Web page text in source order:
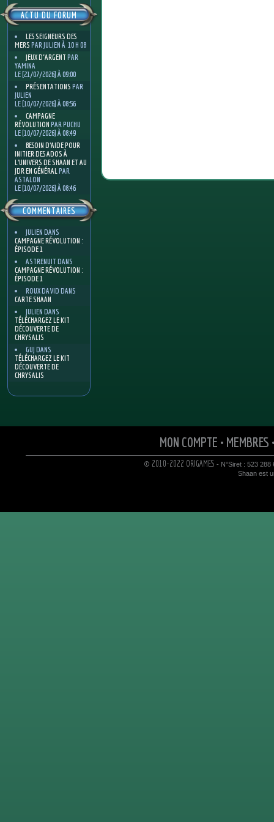
ACTU DU FORUM
LES SEIGNEURS DES
MERS PAR JULIEN À 10 H 08
JEUX D'ARGENT PAR
YAMINA
LE [21/07/2026] À 09:00
PRÉSENTATIONS PAR
JULIEN
LE [10/07/2026] À 08:56
CAMPAGNE
RÉVOLUTION PAR PUCHU
LE [10/07/2026] À 08:49
BESOIN D’AIDE POUR
INITIER DES ADOS À
L’UNIVERS DE SHAAN ET AU
JDR EN GÉNÉRALPAR
ASTALON
LE [10/07/2026] À 08:46
COMMENTAIRES
JULIEN DANS
CAMPAGNE RÉVOLUTION :
ÉPISODE 1
ASTRENUIT DANS
CAMPAGNE RÉVOLUTION :
ÉPISODE 1
ROUX DAVID DANS
CARTE SHAAN
JULIEN DANS
TÉLÉCHARGEZ LE KIT
DÉCOUVERTE DE
CHRYSALIS
GUJ DANS
TÉLÉCHARGEZ LE KIT
DÉCOUVERTE DE
CHRYSALIS
MON COMPTE • MEMBRES
© 2010-2022 ORIGAMES - N°Siret : 523 288
Shaan est